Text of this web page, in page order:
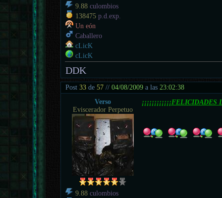
9.88 culombios
138475 p.d.exp.
Un eón
Caballero
cLicK
cLicK
DDK
Post33 de57 //04/08/2009 a las23:02:38
Verso
Eviscerador Perpetuo
9.88 culombios